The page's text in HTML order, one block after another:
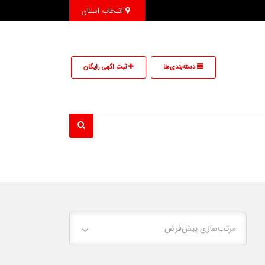
دسته‌بندی‌ها ثبت اگهی رایگان
مرتب‌سازی پیش‌فرض